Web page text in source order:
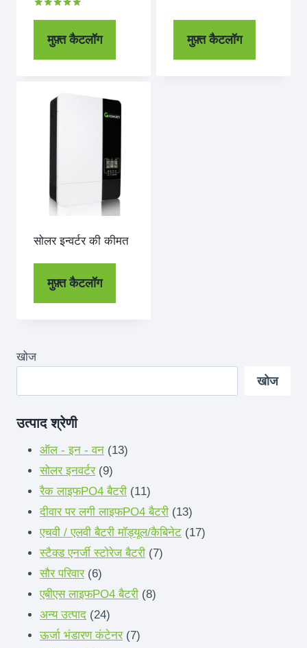
से बाहर 5
मुफ़्त कैटलॉग मुफ़्त कैटलॉग
सोलर इन्वर्टर की कीमत
मुफ़्त कैटलॉग
खोज
खोज
उत्पाद श्रेणी
ऑल - इन - वन 1313
सोलर इनवर्टर 99
उत्पादों
रैक लाइफPO4 बैटरी 1111
उत्पादों
दीवार पर लगी लाइफPO4 बैटरी 1313
उत्पादों
एचवी / एलवी बैटरी मॉड्यूल/कैबिनेट 1717
स्टैक्ड एनर्जी स्टोरेज बैटरी 77
सौर परिवार 66
उत्पादों
एबीएस लाइफPO4 बैटरी 88
अन्य उत्पाद 2424
उत्पादों
ऊर्जा भंडारण कंटेनर 77